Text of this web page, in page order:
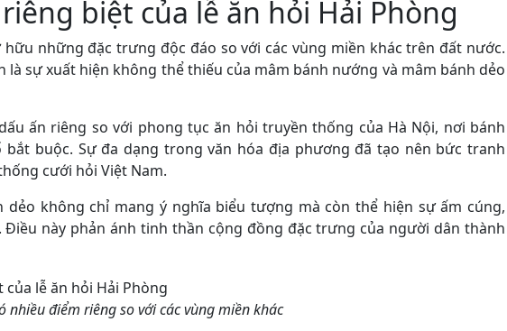
biệt của lễ ăn hỏi Hải Phòng
hữu những đặc trưng độc đáo so với các vùng miền khác trên đất nước.
sự xuất hiện không thể thiếu của mâm bánh nướng và mâm bánh dẻo
ấn riêng so với phong tục ăn hỏi truyền thống của Hà Nội, nơi bánh
bắt buộc. Sự đa dạng trong văn hóa địa phương đã tạo nên bức tranh
cưới hỏi Việt Nam.
dẻo không chỉ mang ý nghĩa biểu tượng mà còn thể hiện sự ấm cúng,
Điều này phản ánh tinh thần cộng đồng đặc trưng của người dân thành
nhiều điểm riêng so với các vùng miền khác